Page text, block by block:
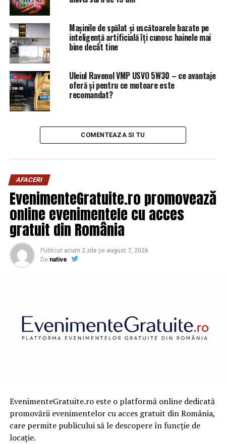
şi la Daimler şi la producătorul de componente auto
Bosch. AGERPRES
ARTICOLE PE ACEIASI TEMA: PRIMA
URMATORUL
Miliardarii din umbră. Cine se află în spatele afacerilor
BMW, Lidl sau Kaufland. Nimeni nu știe nimic despre
viața lor personală | Capitala24
NU RATATI
momentului | Capitala24
Mașinile de spălat și uscătoarele bazate pe
inteligență artificială îți cunosc hainele mai
bine decât tine
Uleiul Ravenol VMP USVO 5W30 – ce avantaje
oferă și pentru ce motoare este
recomandat?
COMENTEAZA SI TU
AFACERI
EvenimenteGratuite.ro promovează
online evenimentele cu acces
gratuit din România
Publicat acum 2 zile pe august 7, 2026
De native
EvenimenteGratuite.ro este o platformă online dedicată
promovării evenimentelor cu acces gratuit din România,
care permite publicului să le descopere în funcție de
locație.